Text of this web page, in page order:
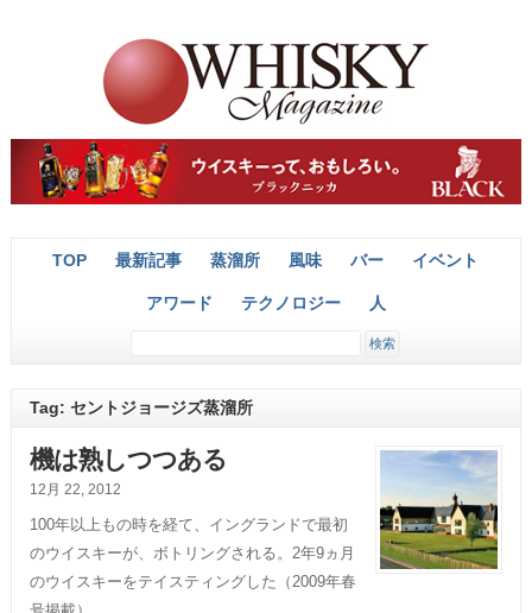
TOP 最新記事 蒸溜所 風味 バー イベント
アワード テクノロジー 人
Tag: セントジョージズ蒸溜所
機は熟しつつある
12月 22, 2012
100年以上もの時を経て、イングランドで最初
のウイスキーが、ボトリングされる。2年9ヵ月
のウイスキーをテイスティングした（2009年春